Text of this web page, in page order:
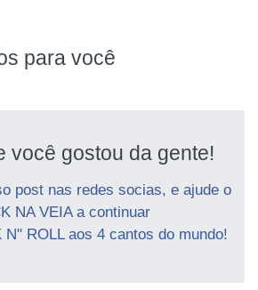
para você
você gostou da gente!
post nas redes socias, e ajude o
NA VEIA a continuar
N" ROLL aos 4 cantos do mundo!